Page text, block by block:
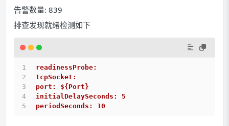
告警数量: 839
排查发现就绪检测如下
readinessProbe:
tcpSocket:
port: ${Port}
initialDelaySeconds: 5
periodSeconds: 10